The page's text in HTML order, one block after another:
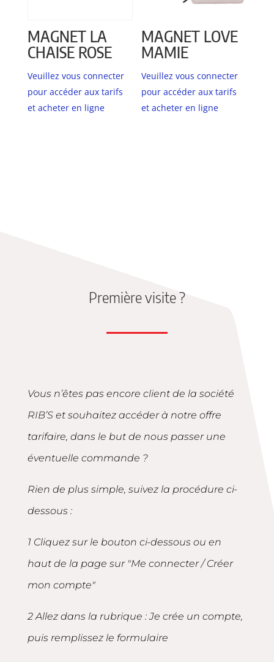
MAGNET LA
CHAISE ROSE
Veuillez vous connecter
pour accéder aux tarifs
et acheter en ligne
MAGNET LOVE
MAMIE
Veuillez vous connecter
pour accéder aux tarifs
et acheter en ligne
Première visite ?
Vous n’êtes pas encore client de la société
RIB’S et souhaitez accéder à notre offre
tarifaire, dans le but de nous passer une
éventuelle commande ?
Rien de plus simple, suivez la procédure ci-
dessous :
1 Cliquez sur le bouton ci-dessous ou en
haut de la page sur "Me connecter / Créer
mon compte"
2 Allez dans la rubrique : Je crée un compte,
puis remplissez le formulaire